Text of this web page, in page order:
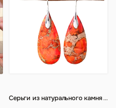
Серьги из натурального камня…